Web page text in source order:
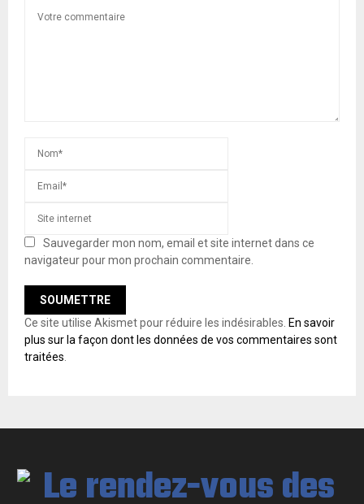
Sauvegarder mon nom, email et site internet dans ce
navigateur pour mon prochain commentaire.
Ce site utilise Akismet pour réduire les indésirables. En savoir
plus sur la façon dont les données de vos commentaires sont
traitées